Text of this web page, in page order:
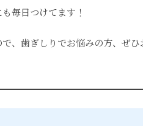
毎日つけてます！
、歯ぎしりでお悩みの方、ぜひ